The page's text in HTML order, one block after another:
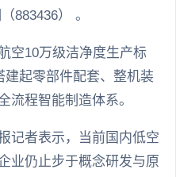
883436） 。
空10万级洁净度生产标
建起零部件配套、整机装
流程智能制造体系。
记者表示，当前国内低空
业仍止步于概念研发与原